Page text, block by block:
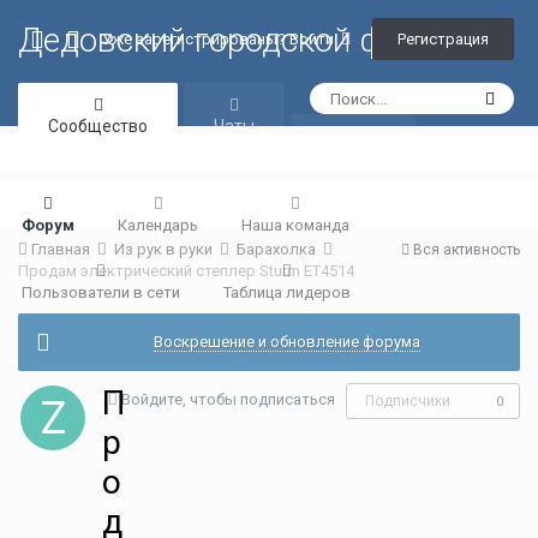
Дедовский городской форум
Уже зарегистрированы? Войти Регистрация
Сообщество
Форум Календарь Наша команда
Пользователи в сети Таблица лидеров
Чаты
Вся активность
Главная Из рук в руки
Барахолка
Продам электрический степлер Sturm ET4514
Воскрешение и обновление форума
Войдите, чтобы подписаться Подписчики 0
П
р
о
д